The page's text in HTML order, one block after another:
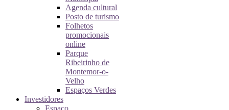
Agenda cultural
Posto de turismo
Folhetos
promocionais
online
Parque
Ribeirinho de
Montemor-o-
Velho
Espaços Verdes
Investidores
Espaço